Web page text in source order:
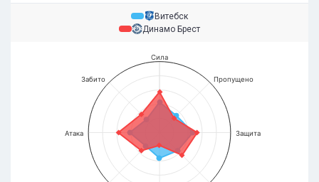
Витебск
Динамо Брест
Сила
Пропущено
Защита
Атака
Забито